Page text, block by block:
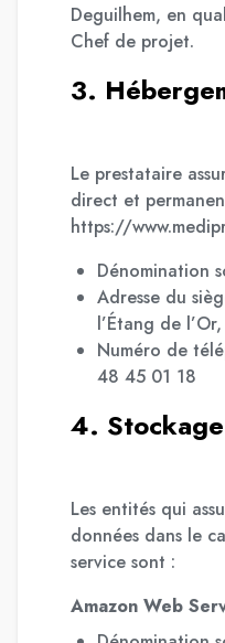
Deguilhem, en
Chef de projet.
3.
Le prestataire
direct et
https://
Dénomination
Adresse du
l’Étang de
Numéro de
48 45 01 18
4.
Les entités qui
données dans le
service sont :
Amazon Web